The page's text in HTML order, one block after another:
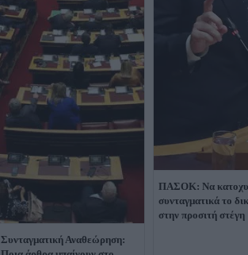
Συνταγματική Αναθεώρηση:
ΠΑΣΟΚ: Να
συνταγματικά το
στην προσιτή στέγη